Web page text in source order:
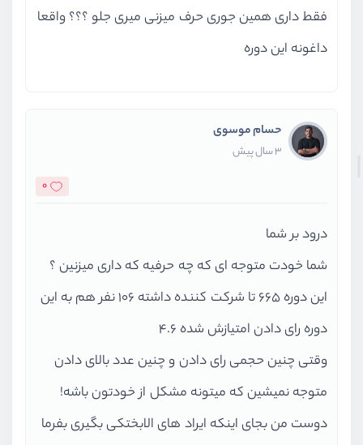
فقط داری همین جوری حرف میزنی میری جلو ؟؟؟ واقعا
داغونه این دوره
حسام موسوی
3 سال پیش
0
درود بر شما
شما خودت متوجه ای که چه حرفیه که داری میزنین ؟
این دوره ۶۶۵ تا شرکت کننده داشته ۱۰۶ نفر هم به این
دوره رای دادن امتیازش شده ۴.۶
وقتی چنین حجمی رای دادن و چنین عدد بالای دادن
متوجه نمیشین که میتونه مشکل از خودتون باشه!
دوست من بجای اینکه ایراد های الابختکی بگیری بفرما